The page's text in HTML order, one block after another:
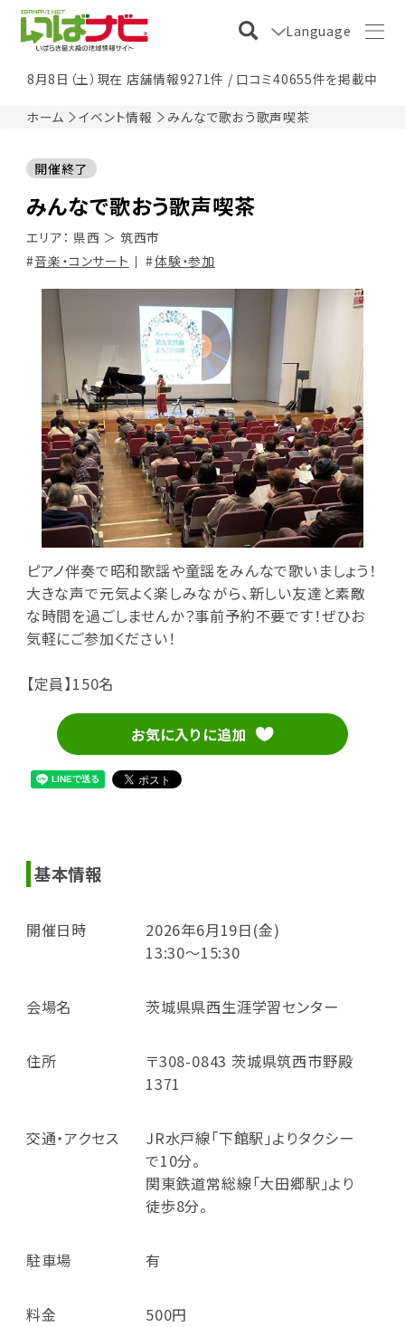
Language
8月8日（土）現在 店舗情報9271件 / 口コミ40655件を掲載中
ホーム イベント情報 みんなで歌おう歌声喫茶
みんなで歌おう歌声喫茶
開催終了
エリア： 県西 ＞ 筑西市
音楽・コンサート
体験・参加
ピアノ伴奏で昭和歌謡や童謡をみんなで歌いましょう！
大きな声で元気よく楽しみながら、新しい友達と素敵
な時間を過ごしませんか？事前予約不要です！ぜひお
気軽にご参加ください！
【定員】150名
お気に入りに追加
基本情報
開催日時
2026年6月19日(金)
13:30～15:30
会場名 茨城県県西生涯学習センター
住所
〒308-0843 茨城県筑西市野殿
1371
交通・アクセス
JR水戸線「下館駅」よりタクシー
で10分。
関東鉄道常総線「大田郷駅」より
徒歩8分。
駐車場 有
料金 500円